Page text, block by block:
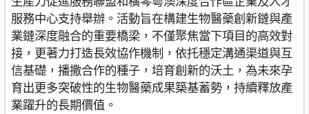
服務中心支持舉辦。活動旨在構建生物醫藥創新鏈與產
業鏈深度融合的重要橋梁，不僅聚焦當下項目的高效對
接，更著力打造長效協作機制，依托穩定溝通渠道與互
信基礎，播撒合作的種子，培育創新的沃土，為未來孕
育出更多突破性的生物醫藥成果築基蓄勢，持續釋放產
業躍升的長期價值。